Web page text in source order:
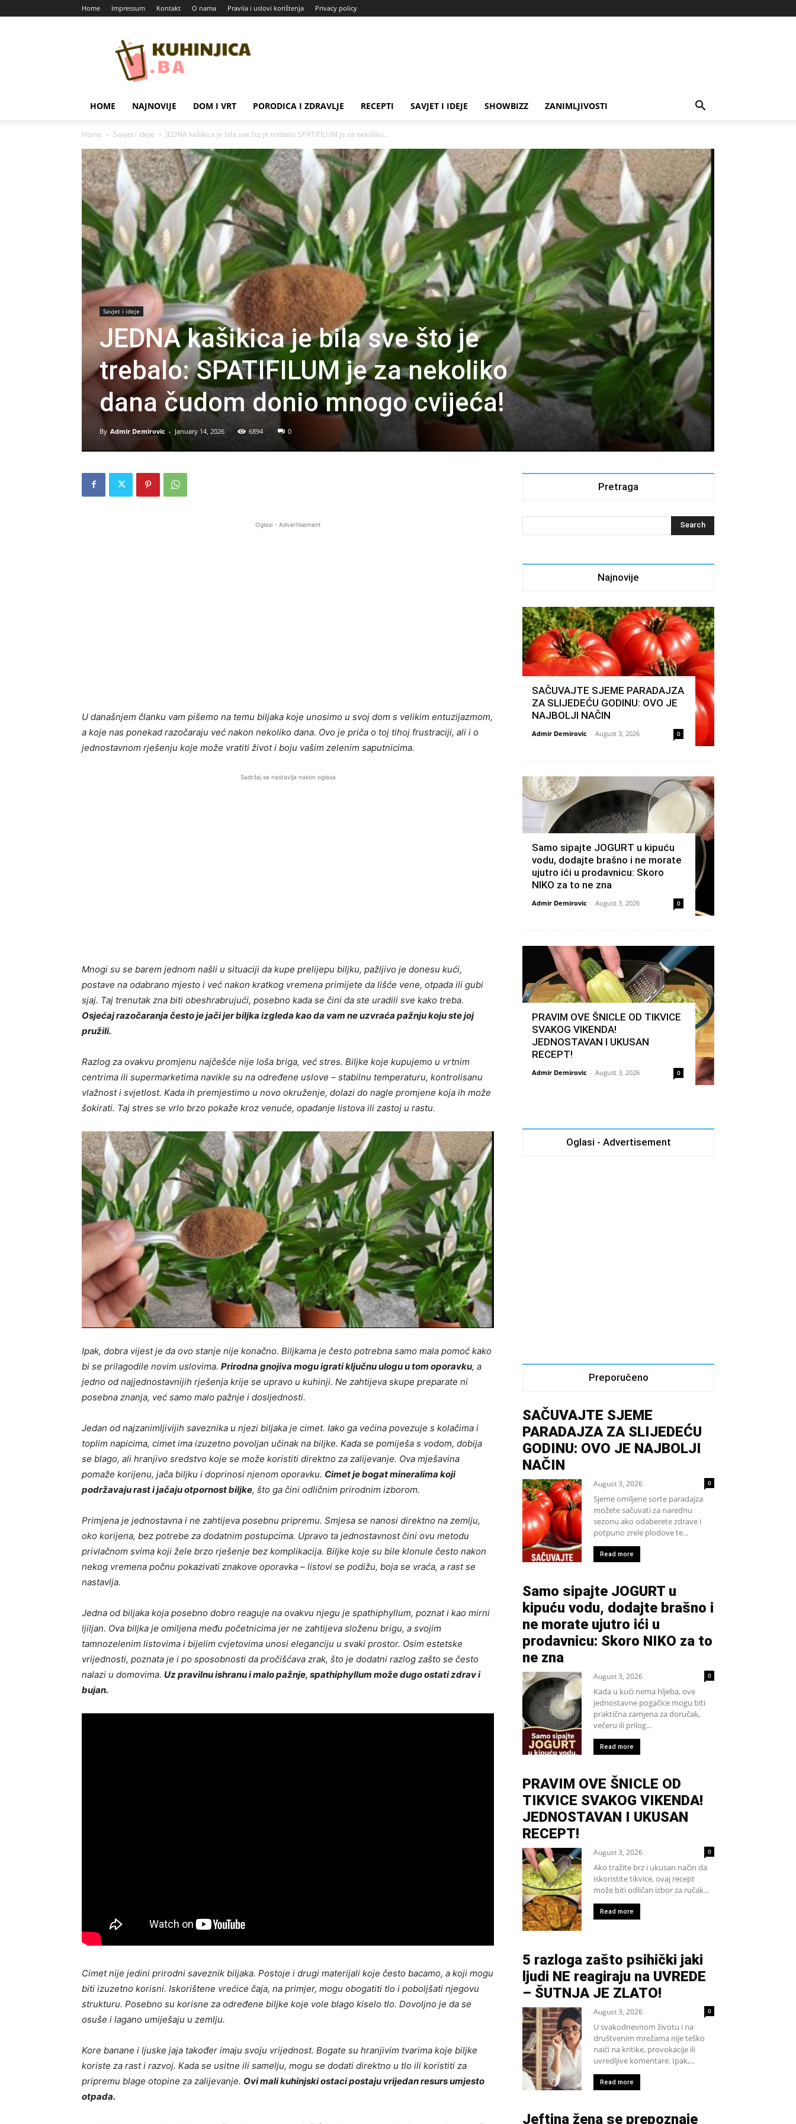
Home Impressum Kontakt O nama Pravila i uslovi korištenja Privacy policy
HOME NAJNOVIJE DOM I VRT PORODICA I ZDRAVLJE RECEPTI SAVJET I IDEJE SHOWBIZZ ZANIMLJIVOSTI
Home Savjet i ideje JEDNA kašikica je bila sve što je trebalo: SPATIFILUM je za nekoliko...
Savjet i ideje
JEDNA kašikica je bila sve što je
trebalo: SPATIFILUM je za nekoliko
dana čudom donio mnogo cvijeća!
By Admir Demirovic - January 14, 2026 6894 0
Oglasi - Advertisement
U današnjem članku vam pišemo na temu biljaka koje unosimo u svoj dom s velikim entuzijazmom,
a koje nas ponekad razočaraju već nakon nekoliko dana. Ovo je priča o toj tihoj frustraciji, ali i o
jednostavnom rješenju koje može vratiti život i boju vašim zelenim saputnicima.
Sadržaj se nastavlja nakon oglasa
Mnogi su se barem jednom našli u situaciji da kupe prelijepu biljku, pažljivo je donesu kući,
postave na odabrano mjesto i već nakon kratkog vremena primijete da lišće vene, otpada ili gubi
sjaj. Taj trenutak zna biti obeshrabrujući, posebno kada se čini da ste uradili sve kako treba.
Osjećaj razočaranja često je jači jer biljka izgleda kao da vam ne uzvraća pažnju koju ste joj
pružili.
Razlog za ovakvu promjenu najčešće nije loša briga, već stres. Biljke koje kupujemo u vrtnim
centrima ili supermarketima navikle su na određene uslove – stabilnu temperaturu, kontrolisanu
vlažnost i svjetlost. Kada ih premjestimo u novo okruženje, dolazi do nagle promjene koja ih može
šokirati. Taj stres se vrlo brzo pokaže kroz venuće, opadanje listova ili zastoj u rastu.
Ipak, dobra vijest je da ovo stanje nije konačno. Biljkama je često potrebna samo mala pomoć kako
bi se prilagodile novim uslovima. Prirodna gnojiva mogu igrati ključnu ulogu u tom oporavku, a
jedno od najjednostavnijih rješenja krije se upravo u kuhinji. Ne zahtijeva skupe preparate ni
posebna znanja, već samo malo pažnje i dosljednosti.
Jedan od najzanimljivijih saveznika u njezi biljaka je cimet. Iako ga većina povezuje s kolačima i
toplim napicima, cimet ima izuzetno povoljan učinak na biljke. Kada se pomiješa s vodom, dobija
se blago, ali hranjivo sredstvo koje se može koristiti direktno za zalijevanje. Ova mješavina
pomaže korijenu, jača biljku i doprinosi njenom oporavku. Cimet je bogat mineralima koji
podržavaju rast i jačaju otpornost biljke, što ga čini odličnim prirodnim izborom.
Primjena je jednostavna i ne zahtijeva posebnu pripremu. Smjesa se nanosi direktno na zemlju,
oko korijena, bez potrebe za dodatnim postupcima. Upravo ta jednostavnost čini ovu metodu
privlačnom svima koji žele brzo rješenje bez komplikacija. Biljke koje su bile klonule često nakon
nekog vremena počnu pokazivati znakove oporavka – listovi se podižu, boja se vraća, a rast se
nastavlja.
Jedna od biljaka koja posebno dobro reaguje na ovakvu njegu je spathiphyllum, poznat i kao mirni
ljiljan. Ova biljka je omiljena među početnicima jer ne zahtijeva složenu brigu, a svojim
tamnozelenim listovima i bijelim cvjetovima unosi eleganciju u svaki prostor. Osim estetske
vrijednosti, poznata je i po sposobnosti da pročišćava zrak, što je dodatni razlog zašto se često
nalazi u domovima. Uz pravilnu ishranu i malo pažnje, spathiphyllum može dugo ostati zdrav i
bujan.
Cimet nije jedini prirodni saveznik biljaka. Postoje i drugi materijali koje često bacamo, a koji mogu
biti izuzetno korisni. Iskorištene vrećice čaja, na primjer, mogu obogatiti tlo i poboljšati njegovu
strukturu. Posebno su korisne za određene biljke koje vole blago kiselo tlo. Dovoljno je da se
osuše i lagano umiješaju u zemlju.
Kore banane i ljuske jaja također imaju svoju vrijednost. Bogate su hranjivim tvarima koje biljke
koriste za rast i razvoj. Kada se usitne ili samelju, mogu se dodati direktno u tlo ili koristiti za
pripremu blage otopine za zalijevanje. Ovi mali kuhinjski ostaci postaju vrijedan resurs umjesto
otpada.
Pretraga
Najnovije
SAČUVAJTE SJEME PARADAJZA
ZA SLIJEDEĆU GODINU: OVO JE
NAJBOLJI NAČIN
Admir Demirovic - August 3, 2026 0
Samo sipajte JOGURT u kipuću
vodu, dodajte brašno i ne morate
ujutro ići u prodavnicu: Skoro
NIKO za to ne zna
Admir Demirovic - August 3, 2026 0
PRAVIM OVE ŠNICLE OD TIKVICE
SVAKOG VIKENDA!
JEDNOSTAVAN I UKUSAN
RECEPT!
Admir Demirovic - August 3, 2026 0
Oglasi - Advertisement
Preporučeno
SAČUVAJTE SJEME
PARADAJZA ZA SLIJEDEĆU
GODINU: OVO JE NAJBOLJI
NAČIN
August 3, 2026 0
Sjeme omiljene sorte paradajza
možete sačuvati za narednu
sezonu ako odaberete zdrave i
potpuno zrele plodove te...
Read more
Samo sipajte JOGURT u
kipuću vodu, dodajte brašno i
ne morate ujutro ići u
prodavnicu: Skoro NIKO za to
ne zna
August 3, 2026 0
Kada u kući nema hljeba, ove
jednostavne pogačice mogu biti
praktična zamjena za doručak,
večeru ili prilog...
Read more
PRAVIM OVE ŠNICLE OD
TIKVICE SVAKOG VIKENDA!
JEDNOSTAVAN I UKUSAN
RECEPT!
August 3, 2026 0
Ako tražite brz i ukusan način da
iskoristite tikvice, ovaj recept
može biti odličan izbor za ručak...
Read more
5 razloga zašto psihički jaki
ljudi NE reagiraju na UVREDE
– ŠUTNJA JE ZLATO!
August 3, 2026 0
U svakodnevnom životu i na
društvenim mrežama nije teško
naići na kritike, provokacije ili
uvredljive komentare. Ipak,...
Read more
Jeftina žena se prepoznaje